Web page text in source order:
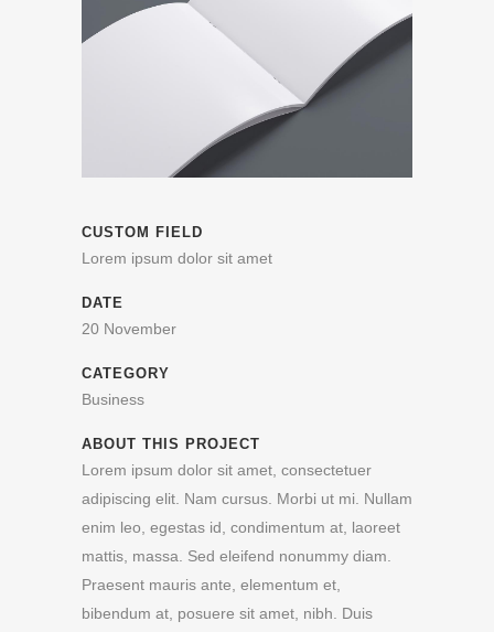
CUSTOM FIELD
Lorem ipsum dolor sit amet
DATE
20 November
CATEGORY
Business
ABOUT THIS PROJECT
Lorem ipsum dolor sit amet, consectetuer
adipiscing elit. Nam cursus. Morbi ut mi. Nullam
enim leo, egestas id, condimentum at, laoreet
mattis, massa. Sed eleifend nonummy diam.
Praesent mauris ante, elementum et,
bibendum at, posuere sit amet, nibh. Duis